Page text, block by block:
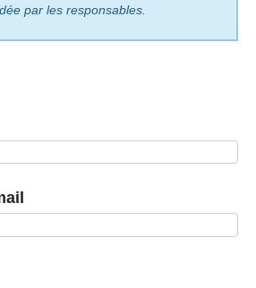
par les responsables.